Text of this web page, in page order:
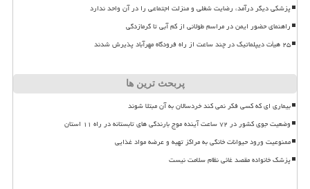
پزشکی دیگر درآمد، رضایت شغلی و منزلت اجتماعی را در آن واحد ندارد
راهنمای حضور ایمن در مراسم طولانی از کم آبی تا گرمازدگی
۲۵ هیأت دیپلماتیک در چند ساعت از راه فرودگاه مهرآباد پذیرش شدند
پربحث ترین ها
بیماری ای که کسی فکر نمی کند خردسالان به آن مبتلا شوند
وضعیت جوی کشور در ۷۲ ساعت آینده موج بارندگی های تابستانه در راه ۱۱ استان
ممنوعیت ورود حیوانات خانگی به مراکز تهیه و عرضه مواد غذایی
پزشک خانواده مقصد غائی نظام سلامت نیست